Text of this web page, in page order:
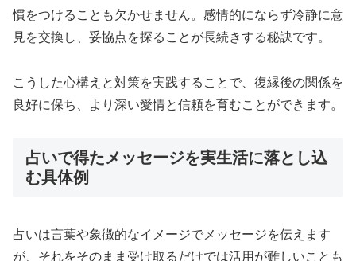
慣をつけることも欠かせません。感情的にならず冷静に意
見を交換し、妥協点を探ることが長続きする秘訣です。
こうした心構えと対策を実践することで、復縁後の関係を
良好に保ち、より深い愛情と信頼を育むことができます。
占いで得たメッセージを実生活に落とし込
む具体例
占いは言葉や象徴的なイメージでメッセージを伝えます
が、それをそのまま受け取るだけでは活用が難しいことも